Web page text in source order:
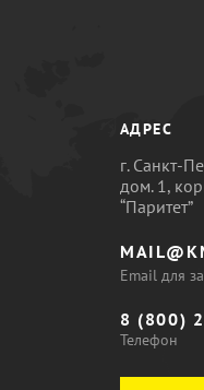
АДРЕС
г. Санкт-
дом. 1,
“Паритет”
Email для
8 (800)
Телефон